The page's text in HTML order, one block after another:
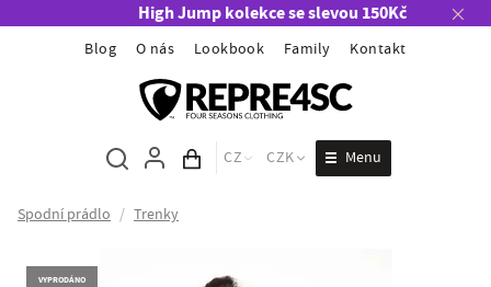
High Jump kolekce se slevou 150Kč
Blog O nás Lookbook Family Kontakt
Obsah košíku
CZ CZK Menu
Spodní prádlo / Trenky
VYPRODÁNO